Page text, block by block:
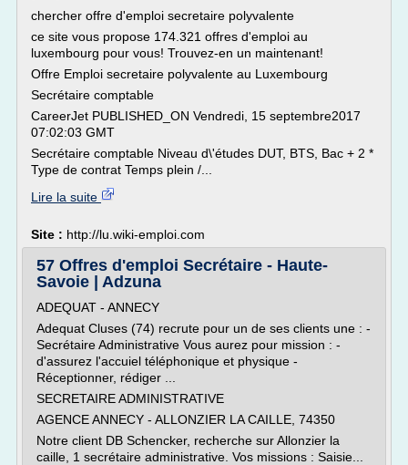
chercher offre d'emploi secretaire polyvalente
ce site vous propose 174.321 offres d'emploi au
luxembourg pour vous! Trouvez-en un maintenant!
Offre Emploi secretaire polyvalente au Luxembourg
Secrétaire comptable
CareerJet PUBLISHED_ON Vendredi, 15 septembre2017
07:02:03 GMT
Secrétaire comptable Niveau d\'études DUT, BTS, Bac + 2 *
Type de contrat Temps plein /...
Lire la suite
Site : http://lu.wiki-emploi.com
57 Offres d'emploi Secrétaire - Haute-
Savoie | Adzuna
ADEQUAT - ANNECY
Adequat Cluses (74) recrute pour un de ses clients une : -
Secrétaire Administrative Vous aurez pour mission : -
d'assurez l'accuiel téléphonique et physique -
Réceptionner, rédiger ...
SECRETAIRE ADMINISTRATIVE
AGENCE ANNECY - ALLONZIER LA CAILLE, 74350
Notre client DB Schencker, recherche sur Allonzier la
caille, 1 secrétaire administrative. Vos missions : Saisie...